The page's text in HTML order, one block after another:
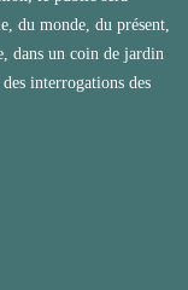
du monde, du présent,
dans un coin de jardin
interrogations des